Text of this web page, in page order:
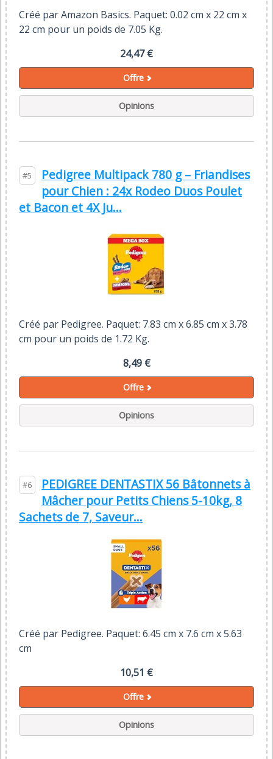
Créé par Amazon Basics. Paquet: 0.02 cm x 22 cm x
22 cm pour un poids de 7.05 Kg.
24,47 €
Offre
Opinions
#5
Pedigree Multipack 780 g – Friandises
pour Chien : 24x Rodeo Duos Poulet
et Bacon et 4X Ju...
Créé par Pedigree. Paquet: 7.83 cm x 6.85 cm x 3.78
cm pour un poids de 1.72 Kg.
8,49 €
Offre
Opinions
#6
PEDIGREE DENTASTIX 56 Bâtonnets à
Mâcher pour Petits Chiens 5-10kg, 8
Sachets de 7, Saveur...
Créé par Pedigree. Paquet: 6.45 cm x 7.6 cm x 5.63
cm
10,51 €
Offre
Opinions